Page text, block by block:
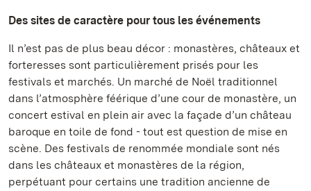
Des sites de caractère pour tous les événements
Il n’est pas de plus beau décor : monastères, châteaux et
forteresses sont particulièrement prisés pour les
festivals et marchés. Un marché de Noël traditionnel
dans l’atmosphère féérique d’une cour de monastère, un
concert estival en plein air avec la façade d’un château
baroque en toile de fond - tout est question de mise en
scène. Des festivals de renommée mondiale sont nés
dans les châteaux et monastères de la région,
perpétuant pour certains une tradition ancienne de